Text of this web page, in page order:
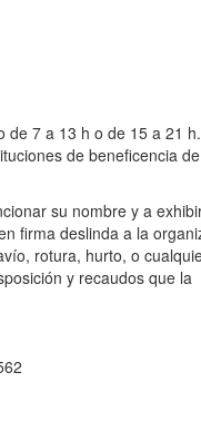
de 7 a 13 h o de 15 a 21
de beneficencia
su nombre y a
firma deslinda a la
rotura, hurto, o
y recaudos que la